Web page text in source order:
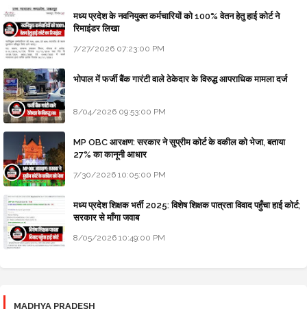
मध्य प्रदेश के नवनियुक्त कर्मचारियों को 100% वेतन हेतु हाई कोर्ट ने
रिमाइंडर लिखा
7/27/2026 07:23:00 PM
भोपाल में फर्जी बैंक गारंटी वाले ठेकेदार के विरुद्ध आपराधिक मामला दर्ज
8/04/2026 09:53:00 PM
MP OBC आरक्षण: सरकार ने सुप्रीम कोर्ट के वकील को भेजा, बताया
27% का कानूनी आधार
7/30/2026 10:05:00 PM
मध्य प्रदेश शिक्षक भर्ती 2025: विशेष शिक्षक पात्रता विवाद पहुँचा हाई कोर्ट;
सरकार से माँगा जवाब
8/05/2026 10:49:00 PM
MADHYA PRADESH